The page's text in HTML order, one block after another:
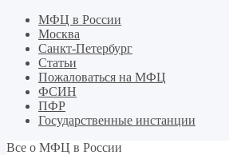
МФЦ в России
Москва
Санкт-Петербург
Статьи
Пожаловаться на МФЦ
ФСИН
ПФР
Государственные инстанции
Все о МФЦ в России